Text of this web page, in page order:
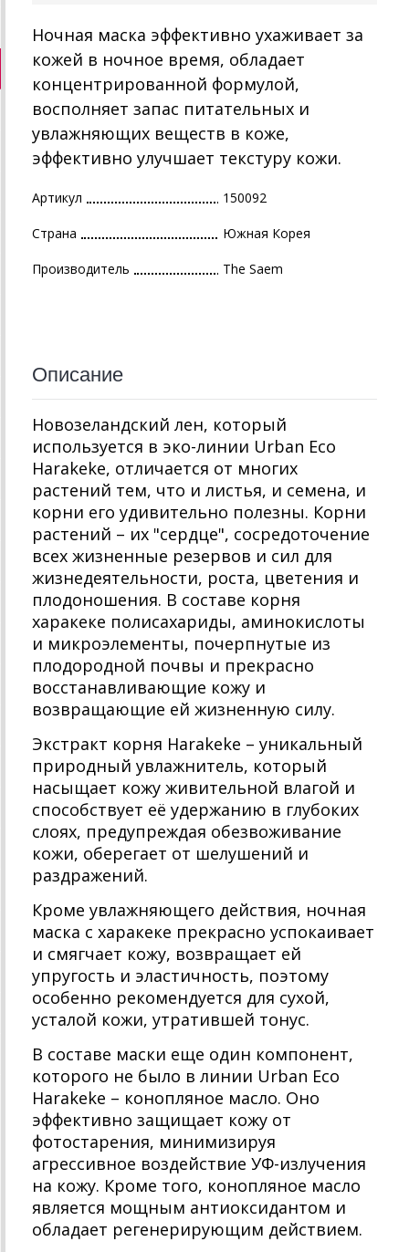
Ночная маска эффективно ухаживает за
кожей в ночное время, обладает
концентрированной формулой,
восполняет запас питательных и
увлажняющих веществ в коже,
эффективно улучшает текстуру кожи.
Артикул 150092
Страна Южная Корея
Производитель The Saem
Описание
Новозеландский лен, который
используется в эко-линии Urban Eco
Harakeke, отличается от многих
растений тем, что и листья, и семена, и
корни его удивительно полезны. Корни
растений – их "сердце", сосредоточение
всех жизненные резервов и сил для
жизнедеятельности, роста, цветения и
плодоношения. В составе корня
харакеке полисахариды, аминокислоты
и микроэлементы, почерпнутые из
плодородной почвы и прекрасно
восстанавливающие кожу и
возвращающие ей жизненную силу.
Экстракт корня Harakeke – уникальный
природный увлажнитель, который
насыщает кожу живительной влагой и
способствует её удержанию в глубоких
слоях, предупреждая обезвоживание
кожи, оберегает от шелушений и
раздражений.
Кроме увлажняющего действия, ночная
маска с харакеке прекрасно успокаивает
и смягчает кожу, возвращает ей
упругость и эластичность, поэтому
особенно рекомендуется для сухой,
усталой кожи, утратившей тонус.
В составе маски еще один компонент,
которого не было в линии Urban Eco
Harakeke – конопляное масло. Оно
эффективно защищает кожу от
фотостарения, минимизируя
агрессивное воздействие УФ-излучения
на кожу. Кроме того, конопляное масло
является мощным антиоксидантом и
обладает регенерирующим действием.